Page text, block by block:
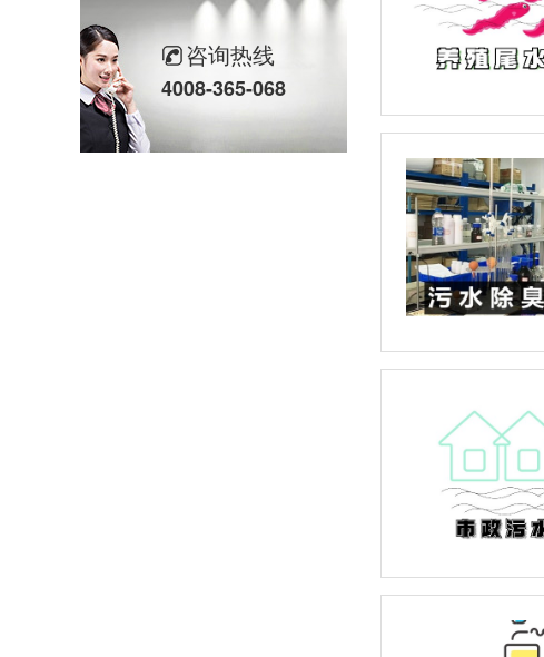
咨询热线
4008-365-068